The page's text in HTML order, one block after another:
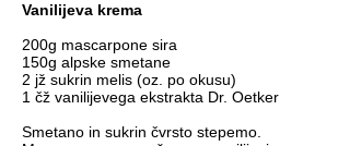
Vanilijeva krema
200g mascarpone sira
150g alpske smetane
2 jž sukrin melis (oz. po okusu)
1 čž vanilijevega ekstrakta Dr. Oetker
Smetano in sukrin čvrsto stepemo.